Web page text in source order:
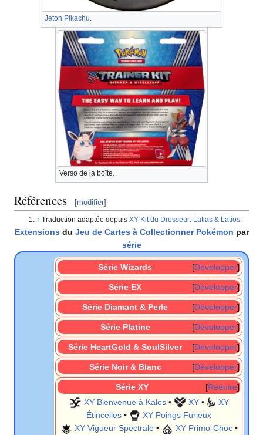
Jeton Pikachu.
Verso de la boîte.
Références [modifier]
Traduction adaptée depuisXY Kit du Dresseur: Latias & Latios
Extensions du Jeu de Cartes à Collectionner Pokémon par
série
Développer
Série Wizards
Développer
Série EX
Développer
Série Diamant & Perle
Développer
Série Platine
Développer
Série HeartGold & SoulSilver
Développer
Série Noir & Blanc
Réduire
Série XY
XY Bienvenue à Kalos• XY•
XY
Étincelles •
XY Poings Furieux
XY Vigueur Spectrale• XY Primo-Choc•